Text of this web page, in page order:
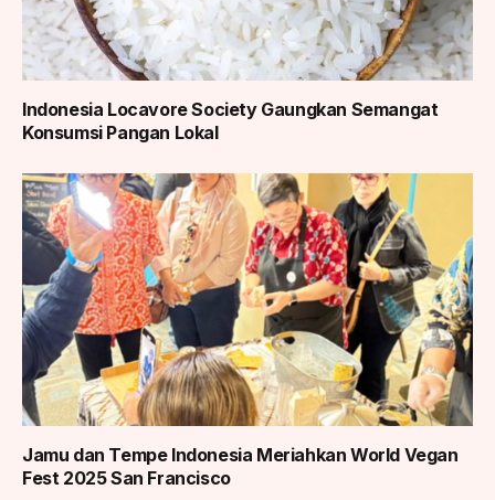
Indonesia Locavore Society Gaungkan Semangat
Konsumsi Pangan Lokal
Jamu dan Tempe Indonesia Meriahkan World Vegan
Fest 2025 San Francisco